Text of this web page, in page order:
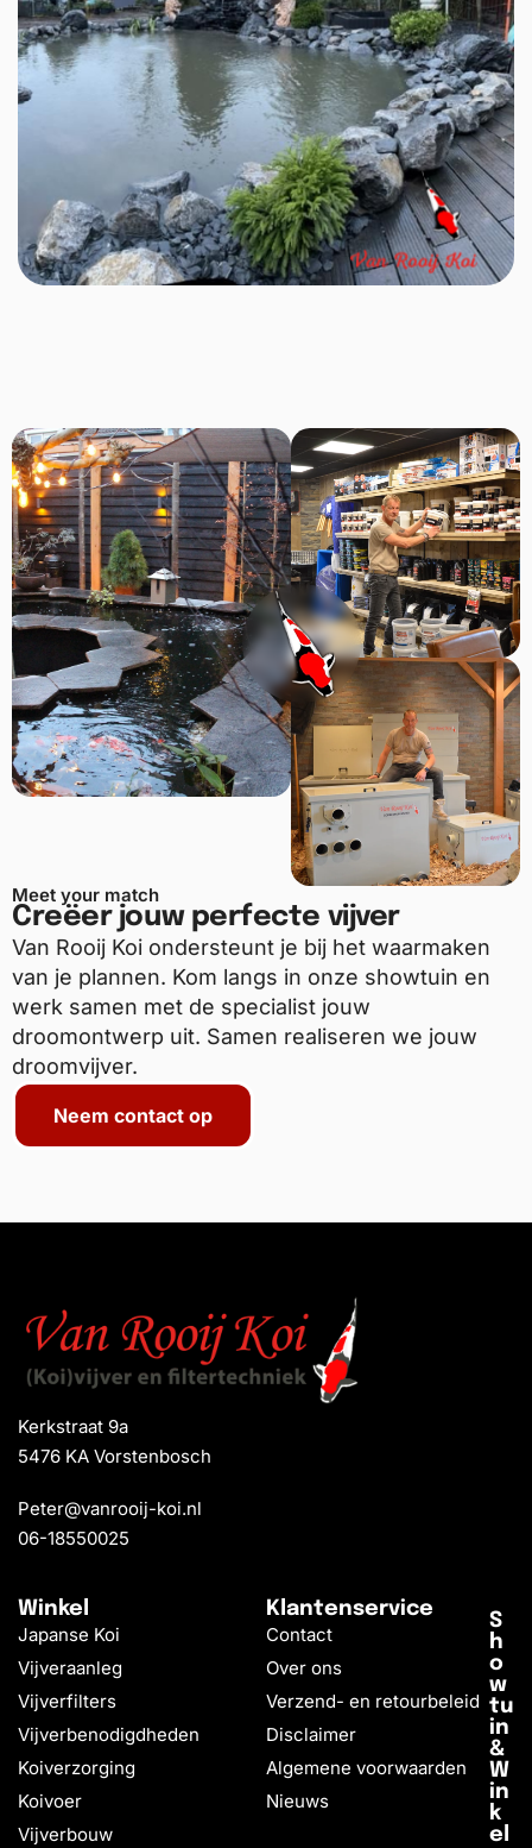
Meet your match
Creëer jouw perfecte vijver
Van Rooij Koi ondersteunt je bij het waarmaken
van je plannen. Kom langs in onze showtuin en
werk samen met de specialist jouw
droomontwerp uit. Samen realiseren we jouw
droomvijver.
Neem contact op
Kerkstraat 9a
5476 KA Vorstenbosch
Peter@vanrooij-koi.nl
06-18550025
Winkel
Japanse Koi
Vijveraanleg
Vijverfilters
Vijverbenodigdheden
Koiverzorging
Koivoer
Vijverbouw
Klantenservice
Contact
Over ons
Verzend- en retourbeleid
Disclaimer
Algemene voorwaarden
Nieuws
S
h
o
w
tu
in
&
W
in
k
el